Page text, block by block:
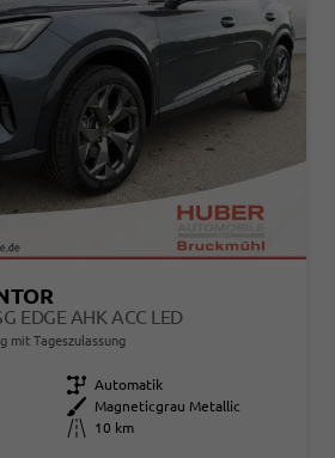
EDGE AHK ACC LED
mit Tageszulassung
Getriebe Automatik
Außenfarbe
Magneticgrau Metallic
Kilometerstand
10 km